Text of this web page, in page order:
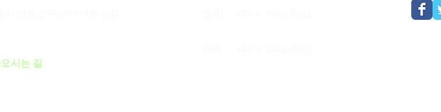
시는 길